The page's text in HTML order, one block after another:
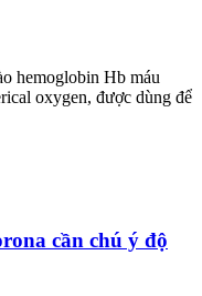
hemoglobin Hb máu
oxygen, được dùng để
cần chú ý độ